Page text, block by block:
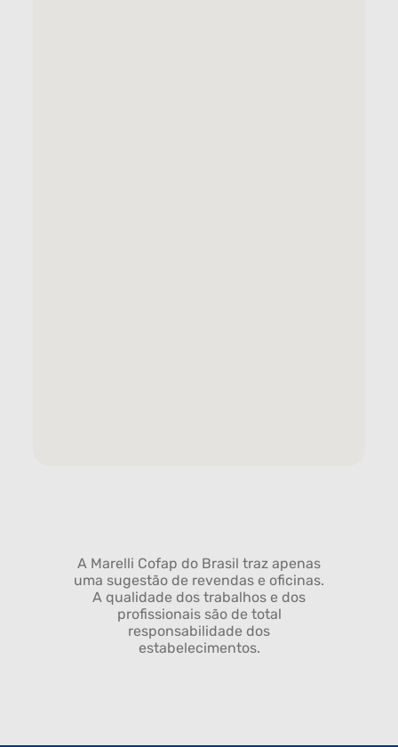
A Marelli Cofap do Brasil traz apenas
uma sugestão de revendas e oficinas.
A qualidade dos trabalhos e dos
profissionais são de total
responsabilidade dos
estabelecimentos.